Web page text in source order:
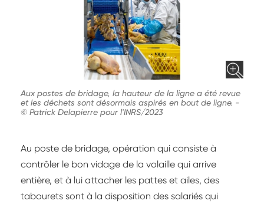
Aux postes de bridage, la hauteur de la ligne a été revue
et les déchets sont désormais aspirés en bout de ligne. -
© Patrick Delapierre pour l'INRS/2023
Au poste de bridage, opération qui consiste à
contrôler le bon vidage de la volaille qui arrive
entière, et à lui attacher les pattes et ailes, des
tabourets sont à la disposition des salariés qui